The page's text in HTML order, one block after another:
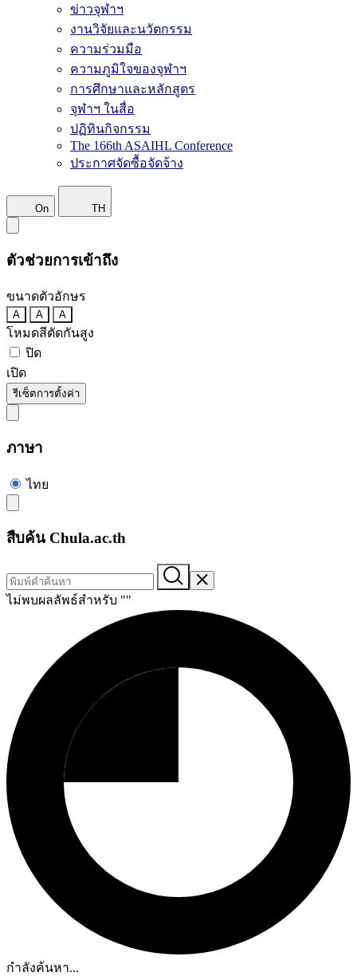
ข่าวจุฬาฯ
งานวิจัยและนวัตกรรม
ความร่วมมือ
ความภูมิใจของจุฬาฯ
การศึกษาและหลักสูตร
จุฬาฯ ในสื่อ
ปฏิทินกิจกรรม
The 166th ASAIHL Conference
ประกาศจัดซื้อจัดจ้าง
On TH
ตัวช่วยการเข้าถึง
ขนาดตัวอักษร
A A A
โหมดสีตัดกันสูง
ปิด
เปิด
รีเซ็ตการตั้งค่า
ภาษา
ไทย
สืบค้น Chula.ac.th
ไม่พบผลลัพธ์สำหรับ ""
กำลังค้นหา...